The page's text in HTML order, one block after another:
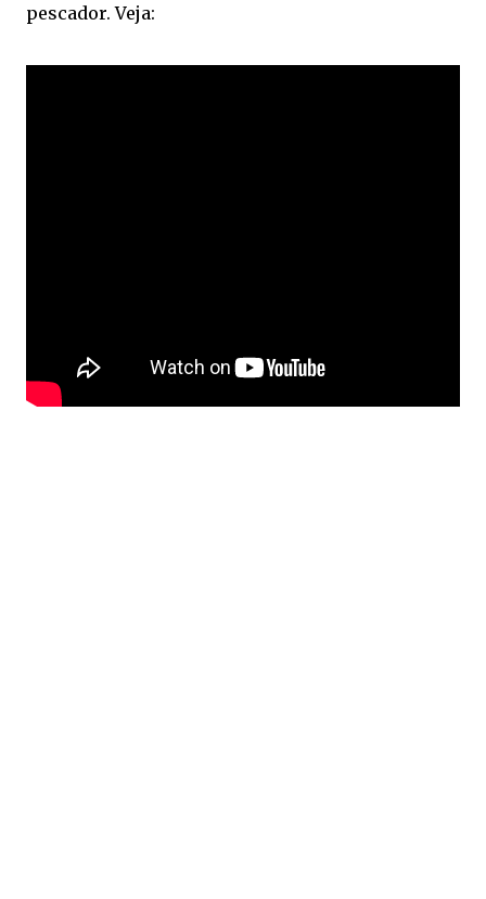
pescador. Veja: